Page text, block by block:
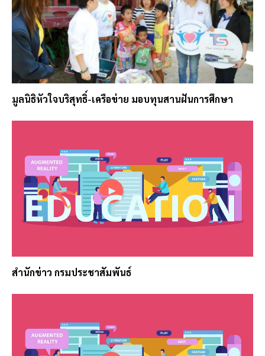
มูลนิธิหัวใจบริสุทธิ์-เครือข่าย มอบทุนสานฝันการศึกษา
สำนักข่าว กรมประชาสัมพันธ์